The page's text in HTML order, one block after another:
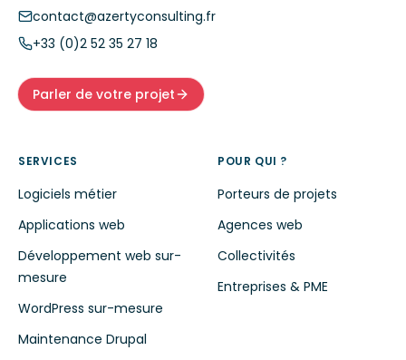
contact@azertyconsulting.fr
+33 (0)2 52 35 27 18
Parler de votre projet
SERVICES
Logiciels métier
Applications web
Développement web sur-
mesure
WordPress sur-mesure
Maintenance Drupal
POUR QUI ?
Porteurs de projets
Agences web
Collectivités
Entreprises & PME